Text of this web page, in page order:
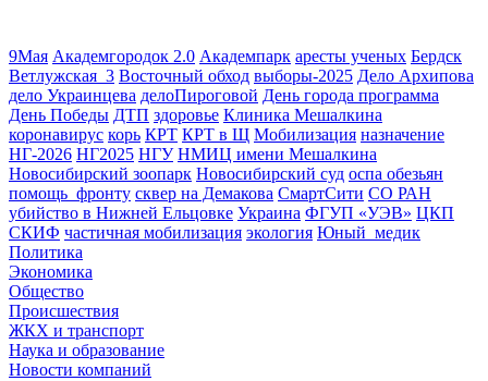
9Мая Академгородок 2.0 Академпарк аресты ученых Бердск
Ветлужская_3 Восточный обход выборы-2025 Дело Архипова
дело Украинцева делоПироговой День города программа
День Победы ДТП здоровье Клиника Мешалкина
коронавирус корь КРТ КРТ в Щ Мобилизация назначение
НГ-2026 НГ2025 НГУ НМИЦ имени Мешалкина
Новосибирский зоопарк Новосибирский суд оспа обезьян
помощь_фронту сквер на Демакова СмартСити СО РАН
убийство в Нижней Ельцовке Украина ФГУП «УЭВ» ЦКП
СКИФ частичная мобилизация экология Юный_медик
Политика
Экономика
Общество
Происшествия
ЖКХ и транспорт
Наука и образование
Новости компаний